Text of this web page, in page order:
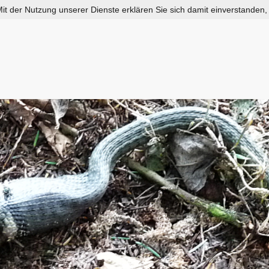
der Nutzung unserer Dienste erklären Sie sich damit einverstanden,